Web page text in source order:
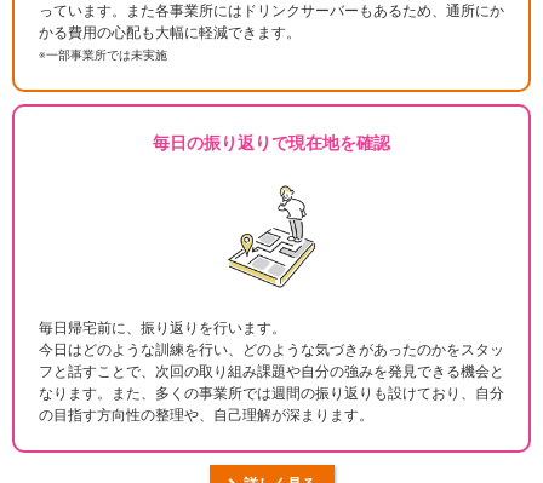
っています。また各事業所にはドリンクサーバーもあるため、通所にか
かる費用の心配も大幅に軽減できます。
※一部事業所では未実施
毎日の振り返りで現在地を確認
毎日帰宅前に、振り返りを行います。
今日はどのような訓練を行い、どのような気づきがあったのかをスタッ
フと話すことで、次回の取り組み課題や自分の強みを発見できる機会と
なります。また、多くの事業所では週間の振り返りも設けており、自分
の目指す方向性の整理や、自己理解が深まります。